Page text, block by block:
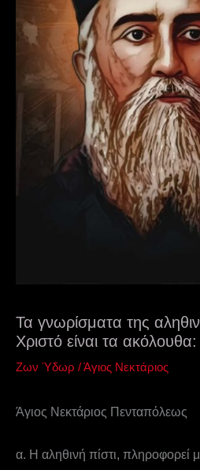
Τα γνωρίσματα της
Χριστό είναι τα ακόλουθα:
Ζων Ύδωρ /Άγιος Νεκτάριος
Άγιος Νεκτάριος Πενταπόλεως
α. Η αληθινή πίστι, πληροφορεί